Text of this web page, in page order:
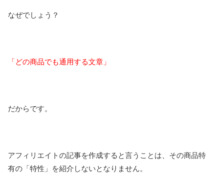
なぜでしょう？
「どの商品でも通用する文章」
だからです。
アフィリエイトの記事を作成すると言うことは、その商品特
有の「特性」を紹介しないとなりません。